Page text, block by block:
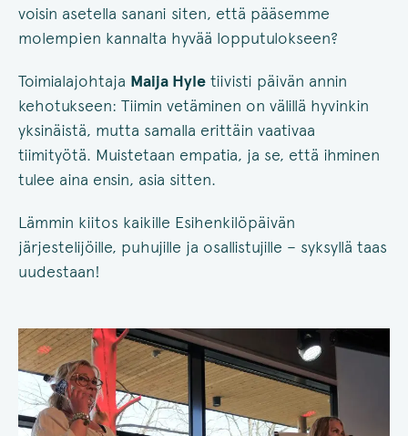
voisin asetella sanani siten, että pääsemme
molempien kannalta hyvää lopputulokseen?
Toimialajohtaja Maija Hyle tiivisti päivän annin
kehotukseen: Tiimin vetäminen on välillä hyvinkin
yksinäistä, mutta samalla erittäin vaativaa
tiimityötä. Muistetaan empatia, ja se, että ihminen
tulee aina ensin, asia sitten.
Lämmin kiitos kaikille Esihenkilöpäivän
järjestelijöille, puhujille ja osallistujille – syksyllä taas
uudestaan!